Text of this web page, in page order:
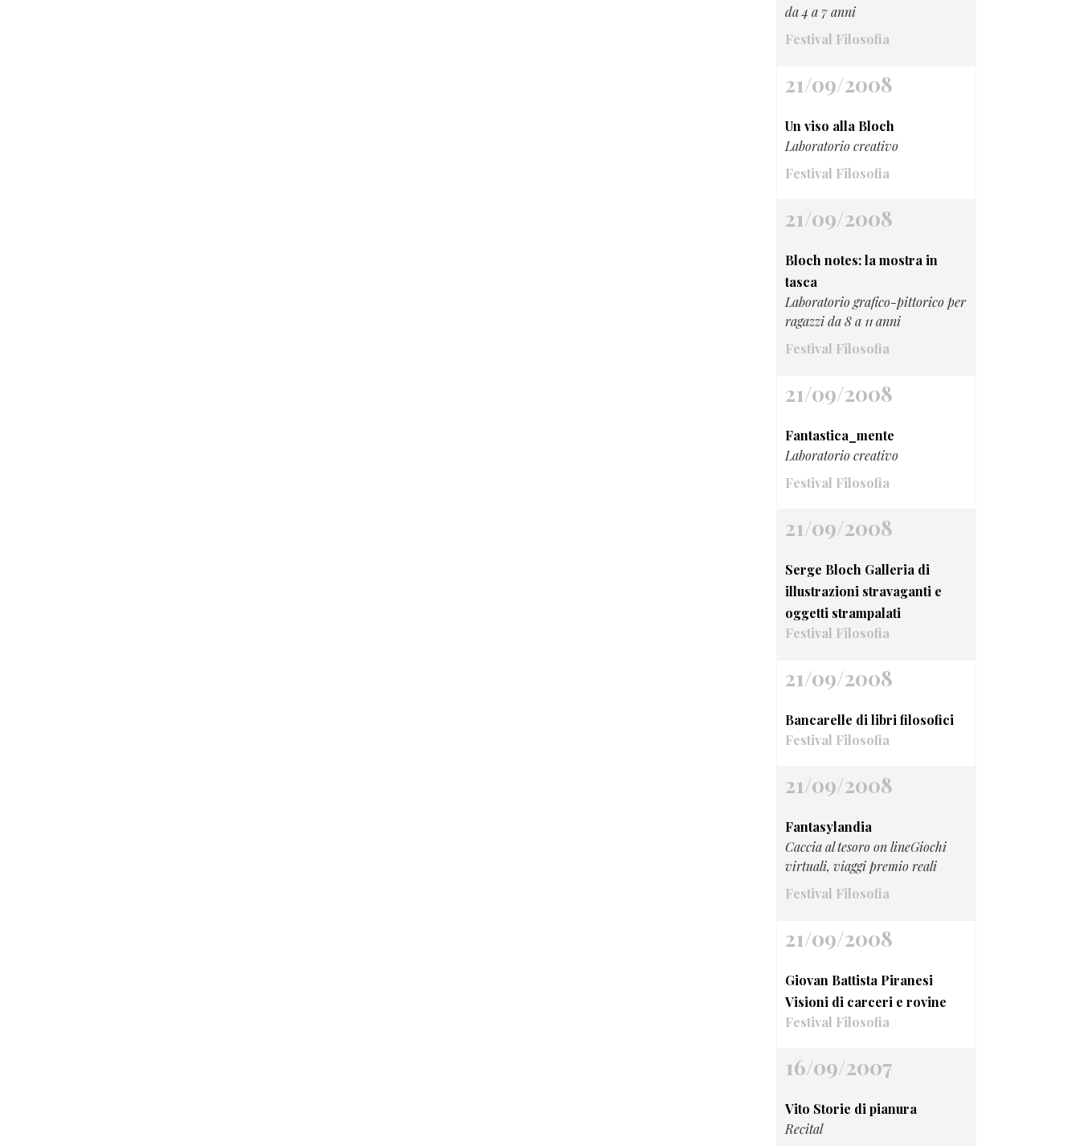
da 4 a 7 anni
Festival Filosofia
21/09/2008
Un viso alla Bloch
Laboratorio creativo
Festival Filosofia
21/09/2008
Bloch notes: la mostra in
tasca
Laboratorio grafico-pittorico per
ragazzi da 8 a 11 anni
Festival Filosofia
21/09/2008
Fantastica_mente
Laboratorio creativo
Festival Filosofia
21/09/2008
Serge Bloch Galleria di
illustrazioni stravaganti e
oggetti strampalati
Festival Filosofia
21/09/2008
Bancarelle di libri filosofici
Festival Filosofia
21/09/2008
Fantasylandia
Caccia al tesoro on lineGiochi
virtuali, viaggi premio reali
Festival Filosofia
21/09/2008
Giovan Battista Piranesi
Visioni di carceri e rovine
Festival Filosofia
16/09/2007
Vito Storie di pianura
Recital